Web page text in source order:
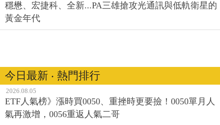
穩懋、宏捷科、全新...PA三雄搶攻光通訊與低軌衛星的
黃金年代
今日最新 ‧ 熱門排行
2026.08.05
ETF人氣榜》漲時買0050、重挫時更要撿！0050單月人
氣再激增，0056重返人氣二哥